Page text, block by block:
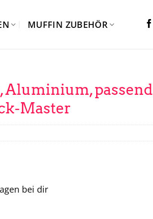
MUFFIN ZUBEHÖR
passend
Master
bei dir